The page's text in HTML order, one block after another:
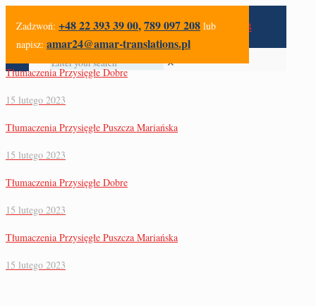
✕
Zadzwoń: +48 22 393 39 00,789 097 208 lub
napisz: amar24@amar-translations.pl
Tłumaczenia Przysięgłe Dobre
15 lutego 2023
Tłumaczenia Przysięgłe Puszcza Mariańska
15 lutego 2023
Tłumaczenia Przysięgłe Dobre
15 lutego 2023
Tłumaczenia Przysięgłe Puszcza Mariańska
15 lutego 2023